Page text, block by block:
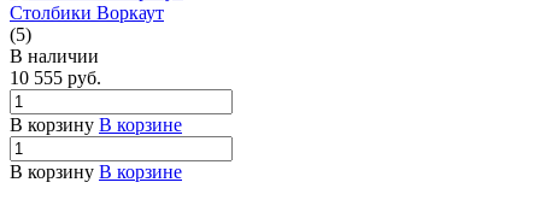
Столбики Воркаут
(5)
В наличии
10 555 руб.
В корзину В корзине
В корзину В корзине